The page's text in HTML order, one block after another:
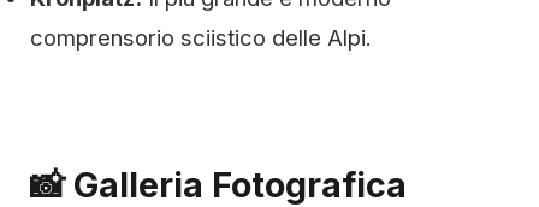
comprensorio sciistico delle Alpi.
📸 Galleria Fotografica